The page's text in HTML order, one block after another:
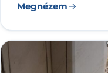
Megnézem